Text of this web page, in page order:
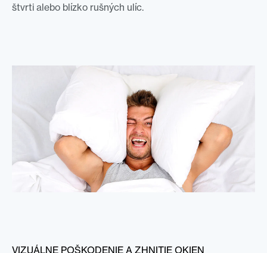
štvrti alebo blízko rušných ulíc.
VIZUÁLNE POŠKODENIE A ZHNITIE OKIEN